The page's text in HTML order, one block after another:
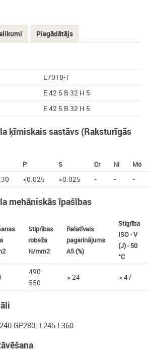
Piegādātājs
E7018-1
E 42 5 B 32 H 5
E 42 5 B 32 H 5
ķīmiskais sastāvs (Raksturīgās
P S Cr Ni Mo
<0.025 <0.025 - - -
mehāniskās īpašības
Stiprības
robeža
N/mm2
Relatīvais
pagarinājums
A5 (%)
Stigrība
ISO - V
(J) - 50
°C
490-
550
> 24 > 47
GP280; L245-L360